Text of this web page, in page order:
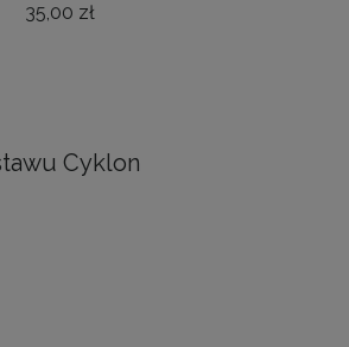
35,00 zł
Cyklon